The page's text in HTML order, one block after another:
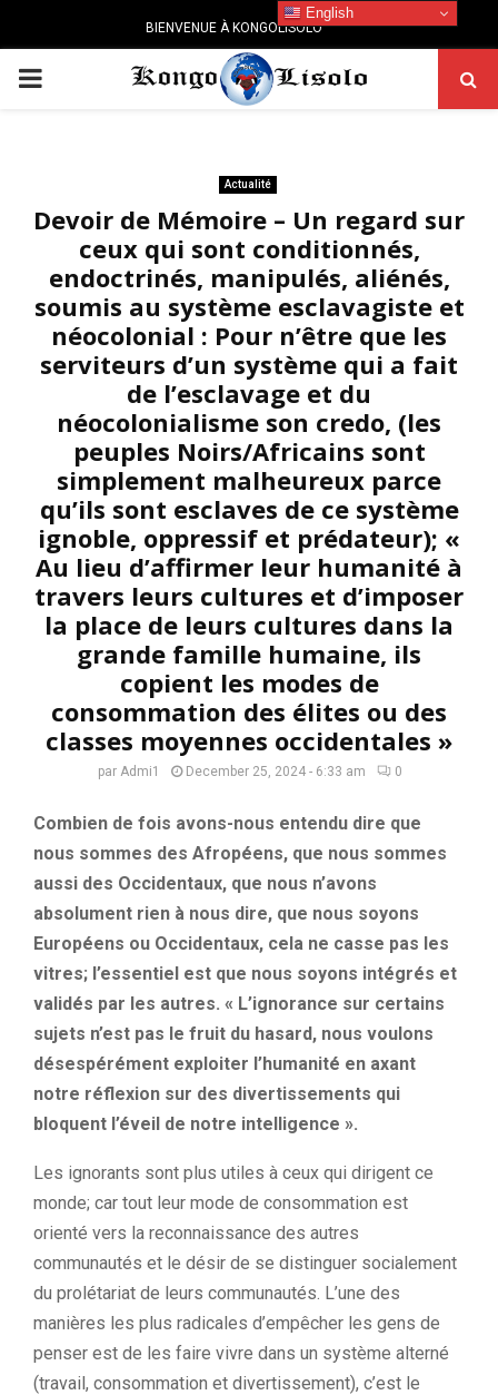
BIENVENUE À KONGOLISOLO
PRIMARY
Actualité
Devoir de Mémoire – Un regard sur
ceux qui sont conditionnés,
endoctrinés, manipulés, aliénés,
soumis au système esclavagiste et
néocolonial : Pour n’être que les
serviteurs d’un système qui a fait
de l’esclavage et du
néocolonialisme son credo, (les
peuples Noirs/Africains sont
simplement malheureux parce
qu’ils sont esclaves de ce système
ignoble, oppressif et prédateur); «
Au lieu d’affirmer leur humanité à
travers leurs cultures et d’imposer
la place de leurs cultures dans la
grande famille humaine, ils
copient les modes de
consommation des élites ou des
classes moyennes occidentales »
par Admi1 December 25, 2024 - 6:33 am 0
Combien de fois avons-nous entendu dire que
nous sommes des Afropéens, que nous sommes
aussi des Occidentaux, que nous n’avons
absolument rien à nous dire, que nous soyons
Européens ou Occidentaux, cela ne casse pas les
vitres; l’essentiel est que nous soyons intégrés et
validés par les autres. « L’ignorance sur certains
sujets n’est pas le fruit du hasard, nous voulons
désespérément exploiter l’humanité en axant
notre réflexion sur des divertissements qui
bloquent l’éveil de notre intelligence ».
Les ignorants sont plus utiles à ceux qui dirigent ce
monde; car tout leur mode de consommation est
orienté vers la reconnaissance des autres
communautés et le désir de se distinguer socialement
du prolétariat de leurs communautés. L’une des
manières les plus radicales d’empêcher les gens de
penser est de les faire vivre dans un système alterné
(travail, consommation et divertissement), c’est le
English